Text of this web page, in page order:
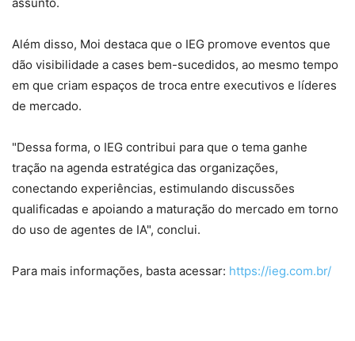
Além disso, Moi destaca que o IEG promove eventos que
dão visibilidade a cases bem-sucedidos, ao mesmo tempo
em que criam espaços de troca entre executivos e líderes
de mercado.
"Dessa forma, o IEG contribui para que o tema ganhe
tração na agenda estratégica das organizações,
conectando experiências, estimulando discussões
qualificadas e apoiando a maturação do mercado em torno
do uso de agentes de IA", conclui.
Para mais informações, basta acessar: https://ieg.com.br/